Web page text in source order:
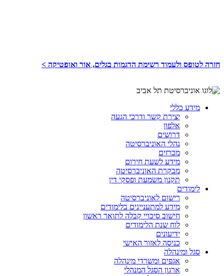
חזרה לטופס ולעמוד רשימת הדגמות בגלים, אור ואופטיקה >
מידע כללי
יצירת קשר ודרכי הגעה
אלפון
דרושים
נהלי האוניברסיטה
מכרזים
מידע לשעת חירום
מבקרת האוניברסיטה
תקנון משמעת ופסקי דין
לימודים
רישום לאוניברסיטה
מידע למתעניינים בלימודים
חישוב סיכויי קבלה לתואר ראשון
לוח שנת הלימודים
ידיעונים
כניסה לאזור האישי
סגל ומינהלה
אגפים ומשרדי מינהלה
ארגון הסגל המנהלי